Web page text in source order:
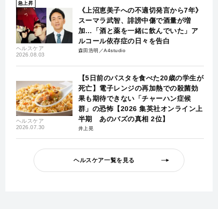
急上昇
ヘルスケア
2026.08.03
《上沼恵美子への不適切発言から7年》
スーマラ武智、誹謗中傷で酒量が増
加…「酒と薬を一緒に飲んでいた」ア
ルコール依存症の日々を告白
森田浩明／A4studio
ヘルスケア
2026.07.30
【5日前のパスタを食べた20歳の学生が
死亡】電子レンジの再加熱での殺菌効
果も期待できない「チャーハン症候
群」の恐怖【2026 集英社オンライン上
半期 あのバズの真相 2位】
井上晃
ヘルスケア一覧を見る